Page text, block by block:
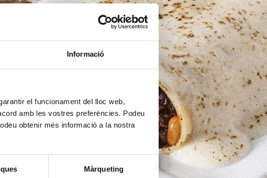
Informació
el funcionament del lloc web,
amb les vostres preferències. Podeu
obtenir més informació a la nostra
Màrqueting